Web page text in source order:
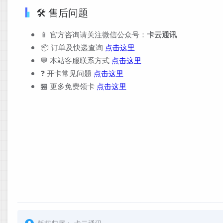
🛠️ 售后问题
📱 官方咨询请关注微信公众号： 卡云通讯
📦 订单及快递查询 点击这里
💬 本站客服联系方式 点击这里
❓ 开卡常见问题 点击这里
🏪 更多免费领卡 点击这里